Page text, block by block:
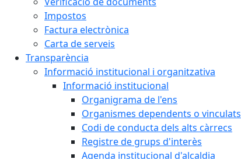
Impostos
Factura electrònica
Carta de serveis
Transparència
Informació institucional i organitzativa
Informació institucional
Organigrama de l'ens
Organismes dependents o vinculats
Codi de conducta dels alts càrrecs
Registre de grups d'interès
Agenda institucional d'alcaldia